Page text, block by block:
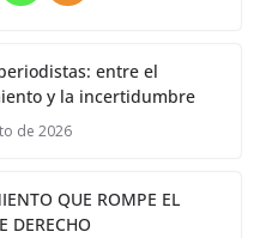
entre el
y la incertidumbre
de 2026
QUE ROMPE EL
DERECHO